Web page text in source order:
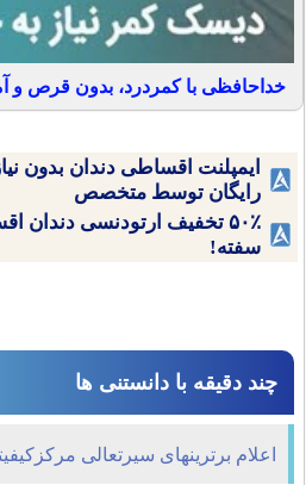
خداحافظی با کمردرد، بدون قرص و
ایمپلنت اقساطی دندان بدون
رایگان توسط متخصص
۵۰٪ تخفیف ارتودنسی دندان
سفته!
چند دقیقه با دانستنی ها
اعلام برترینهای سیرتعالی